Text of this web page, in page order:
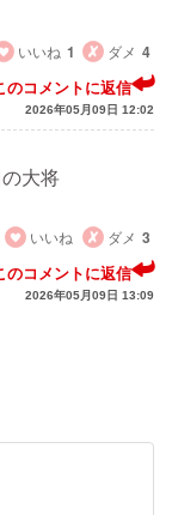
いいね 1 ダメ 4
のコメントに返信
2026年05月09日 12:02
大将
いいね
ダメ 3
のコメントに返信
2026年05月09日 13:09